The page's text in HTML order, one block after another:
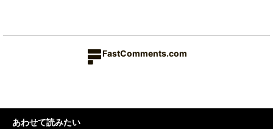
FastComments.com
あわせて読みたい